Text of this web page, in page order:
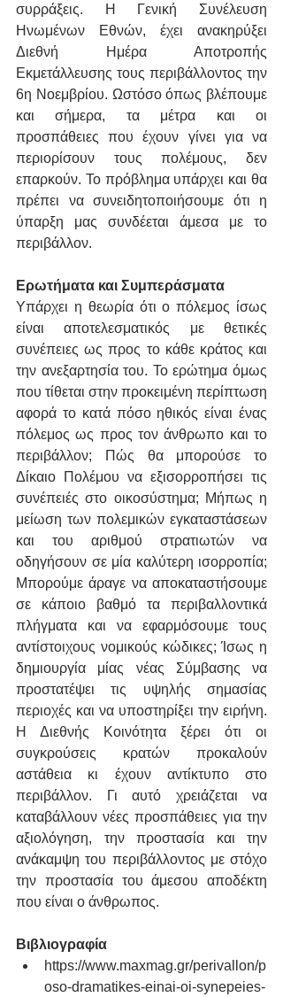
συρράξεις. Η Γενική Συνέλευση
Ηνωμένων Εθνών, έχει ανακηρύξει
Διεθνή Ημέρα Αποτροπής
Εκμετάλλευσης τους περιβάλλοντος την
6η Νοεμβρίου. Ωστόσο όπως βλέπουμε
και σήμερα, τα μέτρα και οι
προσπάθειες που έχουν γίνει για να
περιορίσουν τους πολέμους, δεν
επαρκούν. Το πρόβλημα υπάρχει και θα
πρέπει να συνειδητοποιήσουμε ότι η
ύπαρξη μας συνδέεται άμεσα με το
περιβάλλον.
Ερωτήματα και Συμπεράσματα
Υπάρχει η θεωρία ότι ο πόλεμος ίσως
είναι αποτελεσματικός με θετικές
συνέπειες ως προς το κάθε κράτος και
την ανεξαρτησία του. Το ερώτημα όμως
που τίθεται στην προκειμένη περίπτωση
αφορά το κατά πόσο ηθικός είναι ένας
πόλεμος ως προς τον άνθρωπο και το
περιβάλλον; Πώς θα μπορούσε το
Δίκαιο Πολέμου να εξισορροπήσει τις
συνέπειές στο οικοσύστημα; Μήπως η
μείωση των πολεμικών εγκαταστάσεων
και του αριθμού στρατιωτών να
οδηγήσουν σε μία καλύτερη ισορροπία;
Μπορούμε άραγε να αποκαταστήσουμε
σε κάποιο βαθμό τα περιβαλλοντικά
πλήγματα και να εφαρμόσουμε τους
αντίστοιχους νομικούς κώδικες; Ίσως η
δημιουργία μίας νέας Σύμβασης να
προστατέψει τις υψηλής σημασίας
περιοχές και να υποστηρίξει την ειρήνη.
Η Διεθνής Κοινότητα ξέρει ότι οι
συγκρούσεις κρατών προκαλούν
αστάθεια κι έχουν αντίκτυπο στο
περιβάλλον. Γι αυτό χρειάζεται να
καταβάλλουν νέες προσπάθειες για την
αξιολόγηση, την προστασία και την
ανάκαμψη του περιβάλλοντος με στόχο
την προστασία του άμεσου αποδέκτη
που είναι ο άνθρωπος.
Βιβλιογραφία
https://www.maxmag.gr/perivallon/p
oso-dramatikes-einai-oi-synepeies-